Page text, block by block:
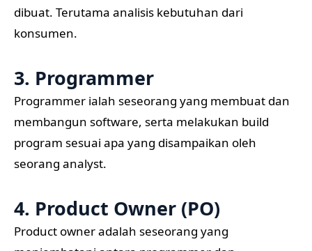
dibuat. Terutama analisis kebutuhan dari
konsumen.
3. Programmer
Programmer ialah seseorang yang membuat dan
membangun software, serta melakukan build
program sesuai apa yang disampaikan oleh
seorang analyst.
4. Product Owner (PO)
Product owner adalah seseorang yang